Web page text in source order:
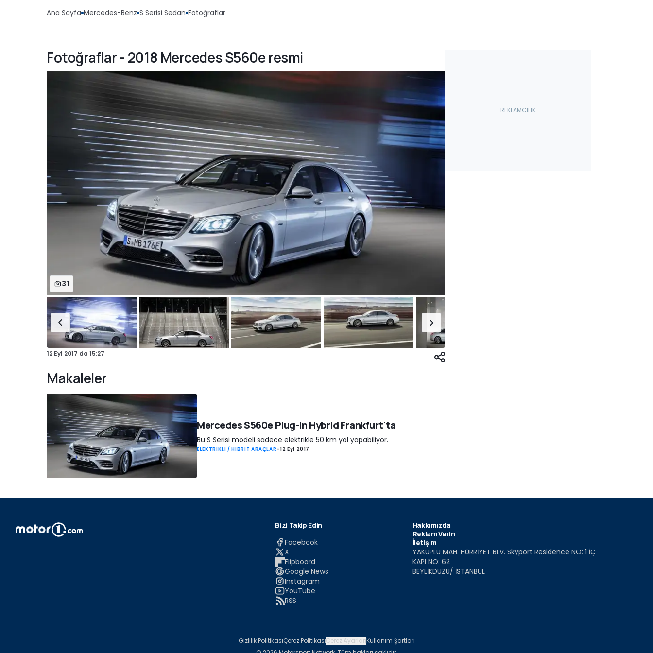
Ana Sayfa Mercedes-Benz S Serisi Sedan Fotoğraflar
Fotoğraflar - 2018 Mercedes S560e resmi
31
12 Eyl 2017 da 15:27
Makaleler
Mercedes S560e Plug-in Hybrid Frankfurt'ta
Bu S Serisi modeli sadece elektrikle 50 km yol yapabiliyor.
ELEKTRİKLİ / HİBRİT ARAÇLAR-12 Eyl 2017
Bizi Takip Edin
Facebook
X
Flipboard
Google News
Instagram
YouTube
RSS
Hakkımızda
Reklam Verin
İletişim
YAKUPLU MAH. HÜRRİYET BLV. Skyport Residence NO: 1 İÇ
KAPI NO: 62
BEYLİKDÜZÜ/ İSTANBUL
Gizlilik PolitikasıÇerez PolitikasıÇerez AyarlarıKullanım Şartları